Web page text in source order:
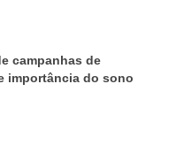
campanhas de
importância do sono